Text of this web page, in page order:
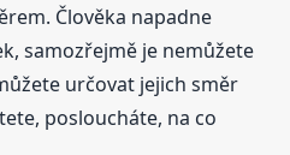
Člověka napadne
samozřejmě je nemůžete
určovat jejich směr
posloucháte, na co